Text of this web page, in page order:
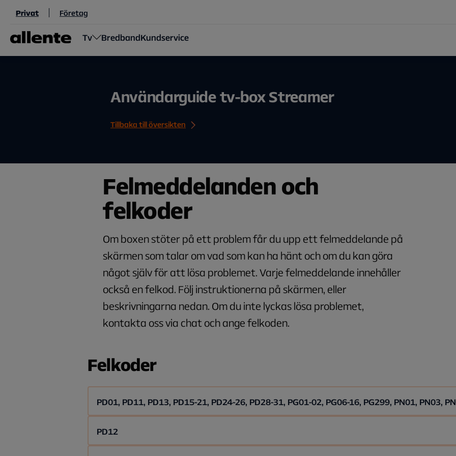
Hoppa till huvudinnehåll
Privat Företag
Tv BredbandKundservice
Användarguide tv-box Streamer
Tillbaka till översikten
Felmeddelanden och
felkoder
Om boxen stöter på ett problem får du upp ett felmeddelande på
skärmen som talar om vad som kan ha hänt och om du kan göra
något själv för att lösa problemet. Varje felmeddelande innehåller
också en felkod. Följ instruktionerna på skärmen, eller
beskrivningarna nedan. Om du inte lyckas lösa problemet,
kontakta oss via chat och ange felkoden.
Felkoder
PD01, PD11, PD13, PD15-21, PD24-26, PD28-31, PG01-02, PG06-16, PG299, PN01, PN03,
Alla de här felen innebär att du inte kan spela upp innehållet. I de flesta fall handlar det om att du
en tv-kanal eller ett program ur veckoarkivet. Det finns ett par olika saker du kan prova för att
PD12